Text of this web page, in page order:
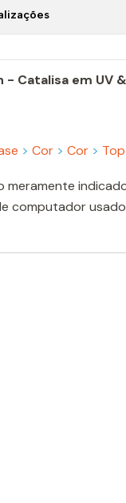
Catalisa em UV &
> Cor > Cor >
computador